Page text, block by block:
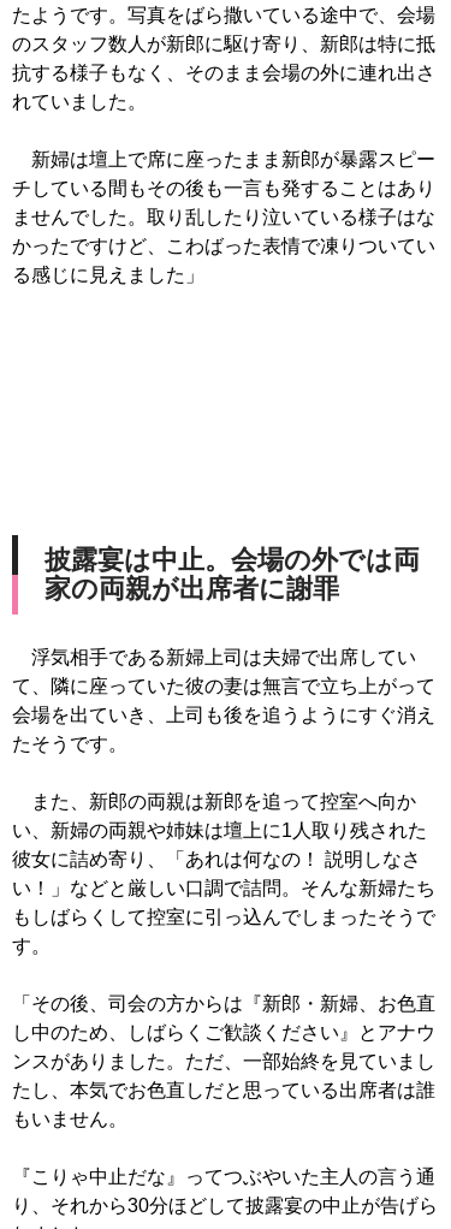
たようです。写真をばら撒いている途中で、会場
のスタッフ数人が新郎に駆け寄り、新郎は特に抵
抗する様子もなく、そのまま会場の外に連れ出さ
れていました。
新婦は壇上で席に座ったまま新郎が暴露スピー
チしている間もその後も一言も発することはあり
ませんでした。取り乱したり泣いている様子はな
かったですけど、こわばった表情で凍りついてい
る感じに見えました」
披露宴は中止。会場の外では両
家の両親が出席者に謝罪
浮気相手である新婦上司は夫婦で出席してい
て、隣に座っていた彼の妻は無言で立ち上がって
会場を出ていき、上司も後を追うようにすぐ消え
たそうです。
また、新郎の両親は新郎を追って控室へ向か
い、新婦の両親や姉妹は壇上に1人取り残された
彼女に詰め寄り、「あれは何なの！ 説明しなさ
い！」などと厳しい口調で詰問。そんな新婦たち
もしばらくして控室に引っ込んでしまったそうで
す。
「その後、司会の方からは『新郎・新婦、お色直
し中のため、しばらくご歓談ください』とアナウ
ンスがありました。ただ、一部始終を見ていまし
たし、本気でお色直しだと思っている出席者は誰
もいません。
『こりゃ中止だな』ってつぶやいた主人の言う通
り、それから30分ほどして披露宴の中止が告げら